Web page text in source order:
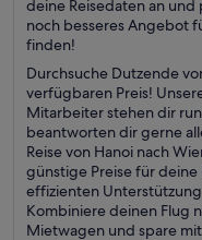
deine Reisedaten an
noch besseres Angebot
finden!
Durchsuche Dutzende
verfügbaren Preis!
Mitarbeiter stehen dir
beantworten dir gerne
Reise von Hanoi nach
günstige Preise für
effizienten
Kombiniere deinen Flug
Mietwagen und spare